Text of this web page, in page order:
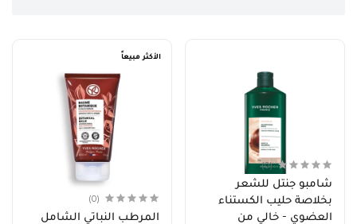
(0)
شامبو جنتل للشعر
بخلاصة حليب الكستناء
العضوي - خالي من
الأكثر مبيعاً
(0)
المرطب النباتي الشامل